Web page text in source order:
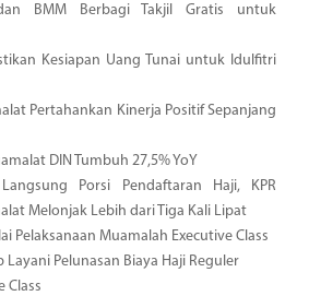
BMM Berbagi Takjil Gratis untuk
Kesiapan Uang Tunai untuk Idulfitri
Pertahankan Kinerja Positif Sepanjang
DIN Tumbuh 27,5% YoY
Porsi Pendaftaran Haji, KPR
Melonjak Lebih dari Tiga Kali Lipat
Pelaksanaan Muamalah Executive Class
Layani Pelunasan Biaya Haji Reguler
Class